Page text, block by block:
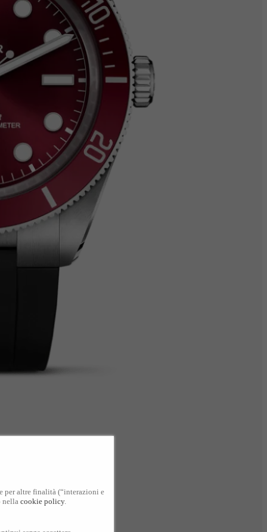
per altre finalità (“interazioni e
nella cookie policy.